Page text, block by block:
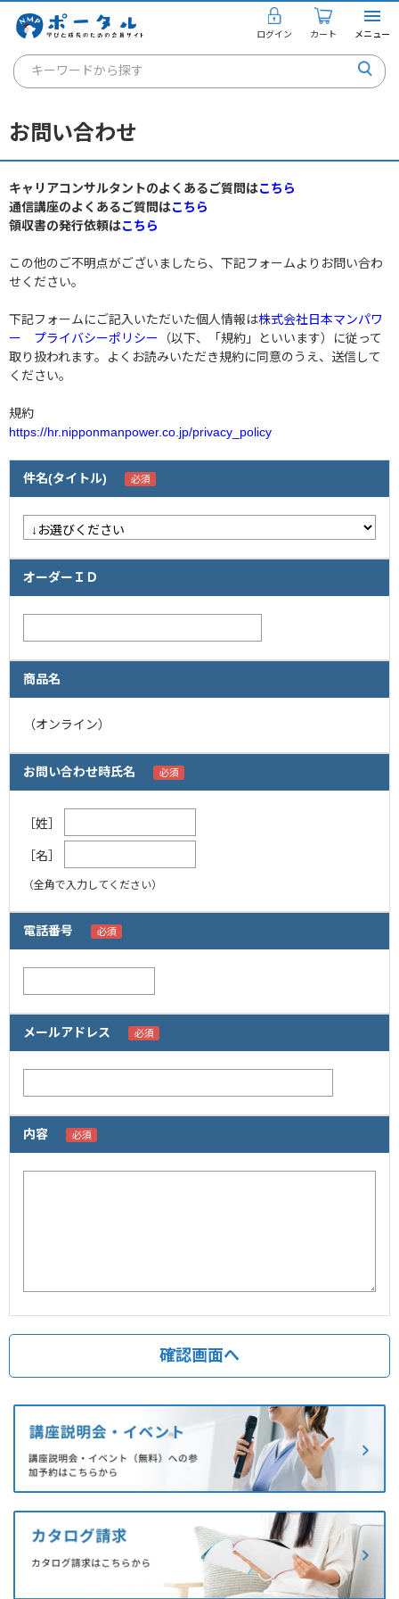
ログイン カート メニュー
キーワードから探す
通信講座
キャリアコンサルタント
講座を探す
ご利用ガイド
個人のお客様
企業情報
採用情報
閉じる
お問い合わせ
キャリアコンサルタントのよくあるご質問はこちら
通信講座のよくあるご質問はこちら
領収書の発行依頼はこちら
この他のご不明点がございましたら、下記フォームよりお問い合わ
せください。
下記フォームにご記入いただいた個人情報は株式会社日本マンパワ
ー プライバシーポリシー （以下、「規約」といいます）に従って
取り扱われます。よくお読みいただき規約に同意のうえ、送信して
ください。
規約
https://hr.nipponmanpower.co.jp/privacy_policy
件名(タイトル)
オーダーＩＤ
商品名
（オンライン）
お問い合わせ時氏名
［姓］
［名］
（全角で入力してください）
電話番号
メールアドレス
内容